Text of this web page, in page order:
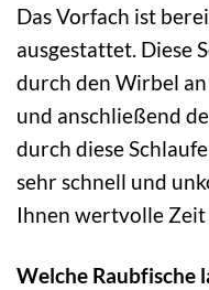
Das Vorfach ist
ausgestattet. Diese
durch den Wirbel
und anschließend
durch diese
sehr schnell und
Ihnen wertvolle Zeit
Welche Raubfische